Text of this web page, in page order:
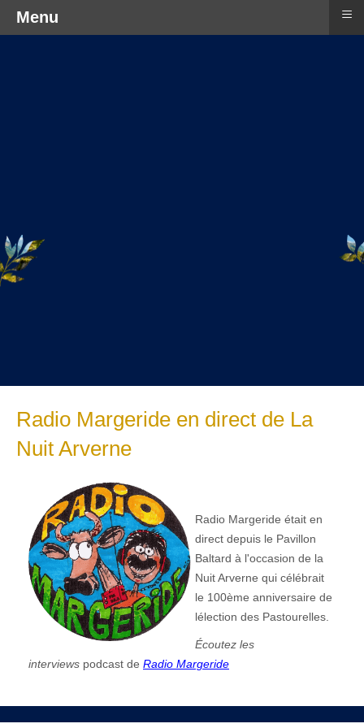
Radio Margeride en direct de La
Nuit Arverne
Radio Margeride était en
direct depuis le Pavillon
Baltard à l'occasion de la
Nuit Arverne qui célébrait
le 100ème anniversaire de
lélection des Pastourelles.
Écoutez les
interviews podcast de Radio Margeride
Menu ≡